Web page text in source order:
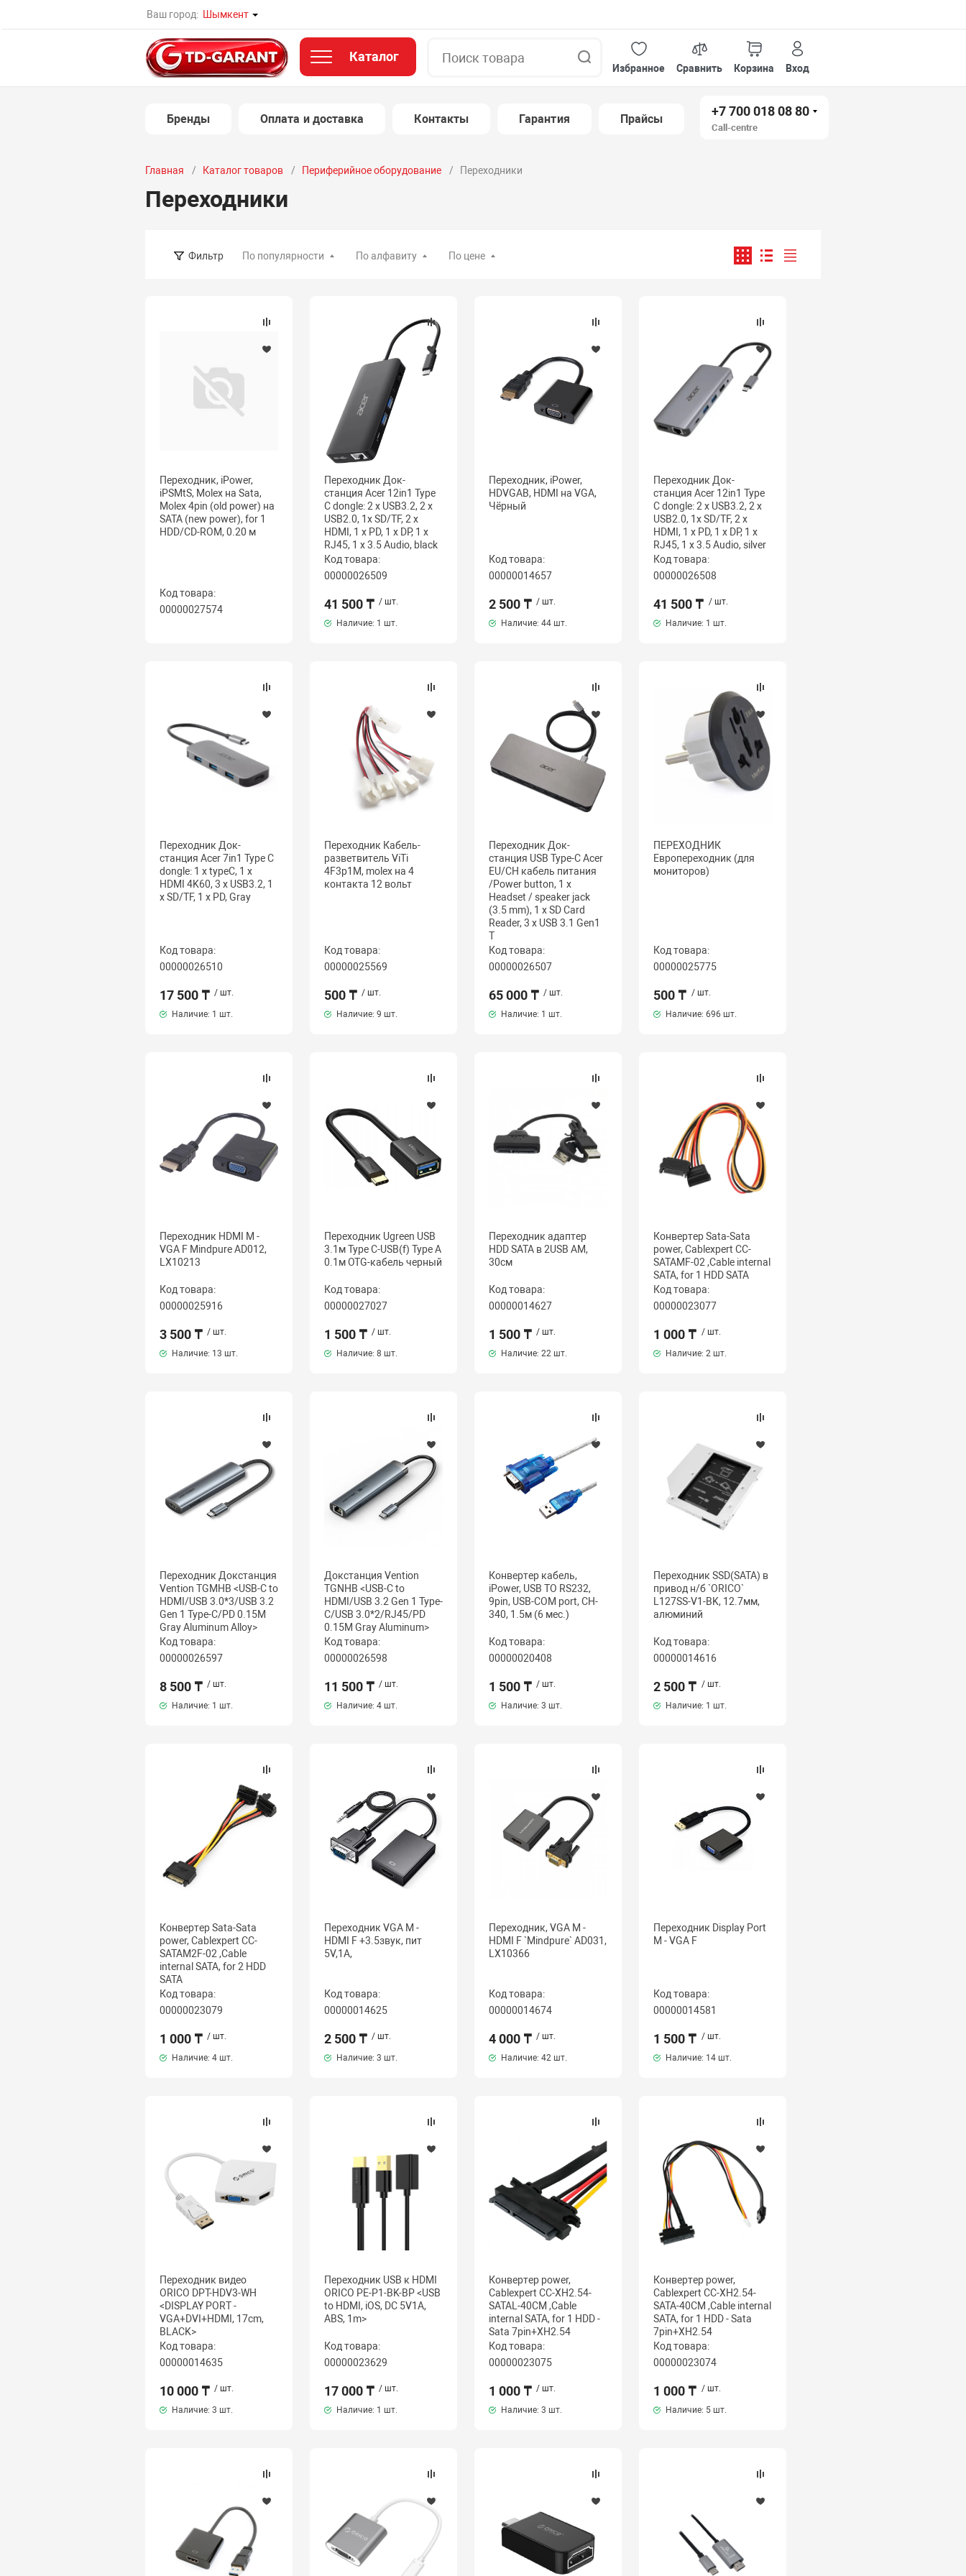
Ваш город: Шымкент
Каталог
Избранное
Сравнить Корзина Вход
Бренды Оплата и доставка Контакты Гарантия Прайсы
+7 700 018 08 80
Call-centre
Главная Каталог товаров Периферийное оборудование Переходники
Переходники
Фильтр По популярности По алфавиту По цене
Переходник, iPower,
iPSMtS, Molex на Sata,
Molex 4pin (old power) на
SATA (new power), for 1
HDD/CD-ROM, 0.20 м
Код товара:
00000027574
Переходник Док-
станция Acer 12in1 Type
C dongle: 2 x USB3.2, 2 x
USB2.0, 1x SD/TF, 2 x
HDMI, 1 x PD, 1 x DP, 1 x
RJ45, 1 x 3.5 Audio, black
Код товара:
00000026509
41 500 ₸ / шт.
Наличие: 1 шт.
Переходник, iPower,
HDVGAB, HDMI на VGA,
Чёрный
Код товара:
00000014657
2 500 ₸ / шт.
Наличие: 44 шт.
Переходник Док-
станция Acer 12in1 Type
C dongle: 2 x USB3.2, 2 x
USB2.0, 1x SD/TF, 2 x
HDMI, 1 x PD, 1 x DP, 1 x
RJ45, 1 x 3.5 Audio, silver
Код товара:
00000026508
41 500 ₸ / шт.
Наличие: 1 шт.
Переходник Док-
станция Acer 7in1 Type C
dongle: 1 x typeC, 1 x
HDMI 4K60, 3 x USB3.2, 1
x SD/TF, 1 x PD, Gray
Код товара:
00000026510
17 500 ₸ / шт.
Наличие: 1 шт.
Переходник Кабель-
разветвитель ViTi
4F3p1M, molex на 4
контакта 12 вольт
Код товара:
00000025569
500 ₸ / шт.
Наличие: 9 шт.
Переходник Док-
станция USB Type-C Acer
EU/CH кабель питания
/Power button, 1 x
Headset / speaker jack
(3.5 mm), 1 x SD Card
Reader, 3 x USB 3.1 Gen1
T
Код товара:
00000026507
65 000 ₸ / шт.
Наличие: 1 шт.
ПЕРЕХОДНИК
Европереходник (для
мониторов)
Код товара:
00000025775
500 ₸ / шт.
Наличие:696 шт.
Переходник HDMI M -
VGA F Mindpure AD012,
LX10213
Код товара:
00000025916
3 500 ₸ / шт.
Наличие: 13 шт.
Переходник Ugreen USB
3.1м Type C-USB(f) Type A
0.1м OTG-кабель черный
Код товара:
00000027027
1 500 ₸ / шт.
Наличие: 8 шт.
Переходник адаптер
HDD SATA в 2USB AM,
30см
Код товара:
00000014627
1 500 ₸ / шт.
Наличие: 22 шт.
Конвертер Sata-Sata
power, Cablexpert CC-
SATAMF-02 ,Cable internal
SATA, for 1 HDD SATA
Код товара:
00000023077
1 000 ₸ / шт.
Наличие:2 шт.
Переходник Докстанция
Vention TGMHB <USB-C to
HDMI/USB 3.0*3/USB 3.2
Gen 1 Type-C/PD 0.15M
Gray Aluminum Alloy>
Код товара:
00000026597
8 500 ₸ / шт.
Наличие: 1 шт.
Докстанция Vention
TGNHB <USB-C to
HDMI/USB 3.2 Gen 1 Type-
C/USB 3.0*2/RJ45/PD
0.15M Gray Aluminum>
Код товара:
00000026598
11 500 ₸ / шт.
Наличие: 4 шт.
Конвертер кабель,
iPower, USB TO RS232,
9pin, USB-COM port, CH-
340, 1.5м (6 мес.)
Код товара:
00000020408
1 500 ₸ / шт.
Наличие: 3 шт.
Переходник SSD(SATA) в
привод н/б `ORICO`
L127SS-V1-BK, 12.7мм,
алюминий
Код товара:
00000014616
2 500 ₸ / шт.
Наличие: 1 шт.
Конвертер Sata-Sata
power, Cablexpert CC-
SATAM2F-02 ,Cable
internal SATA, for 2 HDD
SATA
Код товара:
00000023079
1 000 ₸ / шт.
Наличие: 4 шт.
Переходник VGA M -
HDMI F +3.5звук, пит
5V,1A,
Код товара:
00000014625
2 500 ₸ / шт.
Наличие: 3 шт.
Переходник, VGA M -
HDMI F `Mindpure` AD031,
LX10366
Код товара:
00000014674
4 000 ₸ / шт.
Наличие: 42 шт.
Переходник Display Port
M - VGA F
Код товара:
00000014581
1 500 ₸ / шт.
Наличие: 14 шт.
Переходник видео
ORICO DPT-HDV3-WH
<DISPLAY PORT -
VGA+DVI+HDMI, 17cm,
BLACK>
Код товара:
00000014635
10 000 ₸ / шт.
Наличие: 3 шт.
Переходник USB к HDMI
ORICO PE-P1-BK-BP <USB
to HDMI, iOS, DC 5V1A,
ABS, 1m>
Код товара:
00000023629
17 000 ₸ / шт.
Наличие: 1 шт.
Конвертер power,
Cablexpert CC-XH2.54-
SATAL-40CM ,Cable
internal SATA, for 1 HDD -
Sata 7pin+XH2.54
Код товара:
00000023075
1 000 ₸ / шт.
Наличие: 3 шт.
Конвертер power,
Cablexpert CC-XH2.54-
SATA-40CM ,Cable internal
SATA, for 1 HDD - Sata
7pin+XH2.54
Код товара:
00000023074
1 000 ₸ / шт.
Наличие: 5 шт.